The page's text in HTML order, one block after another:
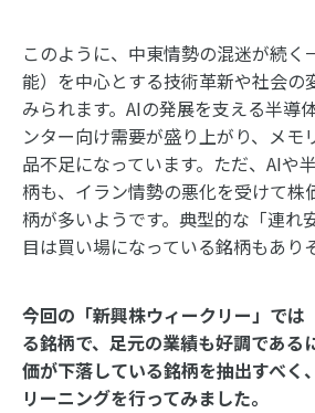
このように、中東情勢の混迷が続く
能）を中心とする技術革新や社会の
みられます。AIの発展を支える半導
ンター向け需要が盛り上がり、メモ
品不足になっています。ただ、AIや
柄も、イラン情勢の悪化を受けて株
柄が多いようです。典型的な「連れ
目は買い場になっている銘柄もあり
今回の「新興株ウィークリー」では
る銘柄で、足元の業績も好調である
価が下落している銘柄を抽出すべく
リーニングを行ってみました。